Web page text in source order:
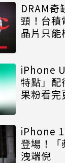
DRAM
頸！台積
晶片只能
iPhone
特點」配
果粉看完
iPhone
登場！「
洩端倪